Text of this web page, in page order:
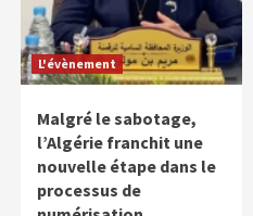
L'évènement
Malgré le sabotage,
l’Algérie franchit une
nouvelle étape dans le
processus de